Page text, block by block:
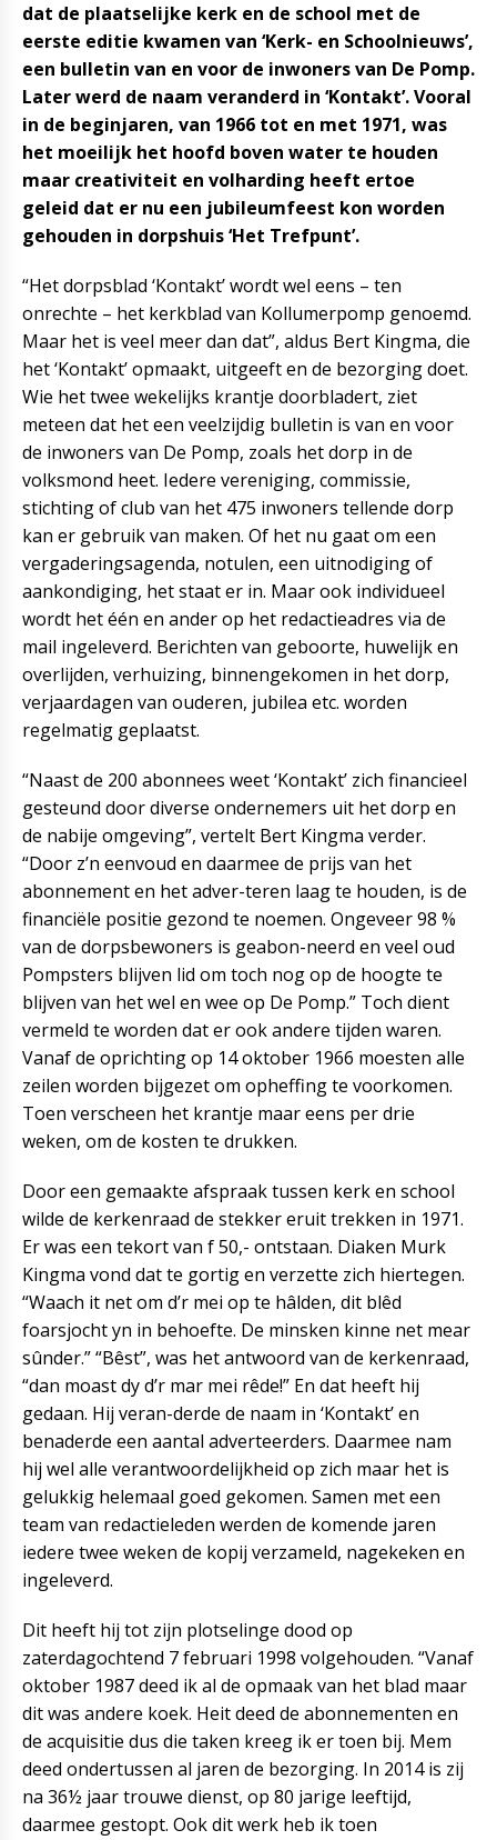
dat de plaatselijke kerk en de school met de
eerste editie kwamen van ‘Kerk- en Schoolnieuws’,
een bulletin van en voor de inwoners van De Pomp.
Later werd de naam veranderd in ‘Kontakt’. Vooral
in de beginjaren, van 1966 tot en met 1971, was
het moeilijk het hoofd boven water te houden
maar creativiteit en volharding heeft ertoe
geleid dat er nu een jubileumfeest kon worden
gehouden in dorpshuis ‘Het Trefpunt’.
“Het dorpsblad ‘Kontakt’ wordt wel eens – ten
onrechte – het kerkblad van Kollumerpomp genoemd.
Maar het is veel meer dan dat”, aldus Bert Kingma, die
het ‘Kontakt’ opmaakt, uitgeeft en de bezorging doet.
Wie het twee wekelijks krantje doorbladert, ziet
meteen dat het een veelzijdig bulletin is van en voor
de inwoners van De Pomp, zoals het dorp in de
volksmond heet. Iedere vereniging, commissie,
stichting of club van het 475 inwoners tellende dorp
kan er gebruik van maken. Of het nu gaat om een
vergaderingsagenda, notulen, een uitnodiging of
aankondiging, het staat er in. Maar ook individueel
wordt het één en ander op het redactieadres via de
mail ingeleverd. Berichten van geboorte, huwelijk en
overlijden, verhuizing, binnengekomen in het dorp,
verjaardagen van ouderen, jubilea etc. worden
regelmatig geplaatst.
“Naast de 200 abonnees weet ‘Kontakt’ zich financieel
gesteund door diverse ondernemers uit het dorp en
de nabije omgeving”, vertelt Bert Kingma verder.
“Door z’n eenvoud en daarmee de prijs van het
abonnement en het adver-teren laag te houden, is de
financiële positie gezond te noemen. Ongeveer 98 %
van de dorpsbewoners is geabon-neerd en veel oud
Pompsters blijven lid om toch nog op de hoogte te
blijven van het wel en wee op De Pomp.” Toch dient
vermeld te worden dat er ook andere tijden waren.
Vanaf de oprichting op 14 oktober 1966 moesten alle
zeilen worden bijgezet om opheffing te voorkomen.
Toen verscheen het krantje maar eens per drie
weken, om de kosten te drukken.
Door een gemaakte afspraak tussen kerk en school
wilde de kerkenraad de stekker eruit trekken in 1971.
Er was een tekort van f 50,- ontstaan. Diaken Murk
Kingma vond dat te gortig en verzette zich hiertegen.
“Waach it net om d’r mei op te hâlden, dit blêd
foarsjocht yn in behoefte. De minsken kinne net mear
sûnder.” “Bêst”, was het antwoord van de kerkenraad,
“dan moast dy d’r mar mei rêde!” En dat heeft hij
gedaan. Hij veran-derde de naam in ‘Kontakt’ en
benaderde een aantal adverteerders. Daarmee nam
hij wel alle verantwoordelijkheid op zich maar het is
gelukkig helemaal goed gekomen. Samen met een
team van redactieleden werden de komende jaren
iedere twee weken de kopij verzameld, nagekeken en
ingeleverd.
Dit heeft hij tot zijn plotselinge dood op
zaterdagochtend 7 februari 1998 volgehouden. “Vanaf
oktober 1987 deed ik al de opmaak van het blad maar
dit was andere koek. Heit deed de abonnementen en
de acquisitie dus die taken kreeg ik er toen bij. Mem
deed ondertussen al jaren de bezorging. In 2014 is zij
na 36½ jaar trouwe dienst, op 80 jarige leeftijd,
daarmee gestopt. Ook dit werk heb ik toen